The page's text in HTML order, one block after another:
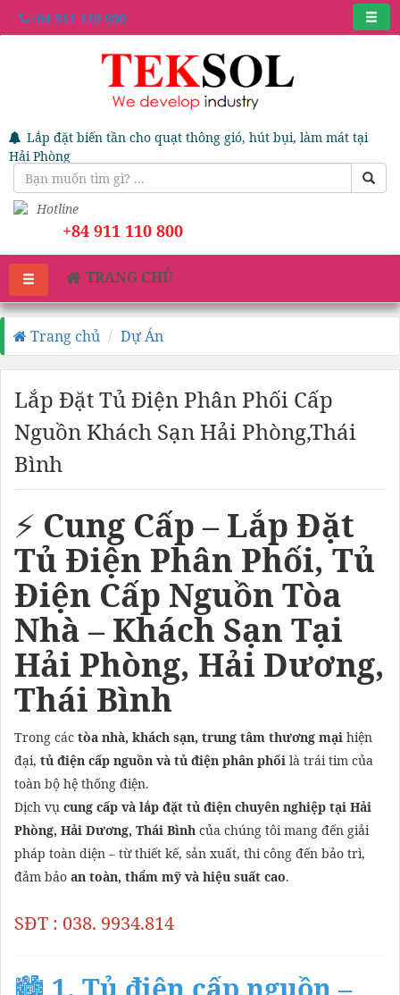
+84 911 110 800
Lắp đặt biến tần cho quạt thông gió, hút bụi, làm mát tại
Hải Phòng
Hotline
+84 911 110 800
TRANG CHỦ
Trang chủ Dự Án
Lắp Đặt Tủ Điện Phân Phối Cấp
Nguồn Khách Sạn Hải Phòng,Thái
Bình
⚡ Cung Cấp – Lắp Đặt
Tủ Điện Phân Phối, Tủ
Điện Cấp Nguồn Tòa
Nhà – Khách Sạn Tại
Hải Phòng, Hải Dương,
Thái Bình
Trong các tòa nhà, khách sạn, trung tâm thương mại hiện
đại, tủ điện cấp nguồn và tủ điện phân phối là trái tim của
toàn bộ hệ thống điện.
Dịch vụ cung cấp và lắp đặt tủ điện chuyên nghiệp tại Hải
Phòng, Hải Dương, Thái Bình của chúng tôi mang đến giải
pháp toàn diện – từ thiết kế, sản xuất, thi công đến bảo trì,
đảm bảo an toàn, thẩm mỹ và hiệu suất cao.
SĐT : 038. 9934.814